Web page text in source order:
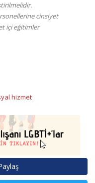
cinsiyet
içi eğitimler
hizmet